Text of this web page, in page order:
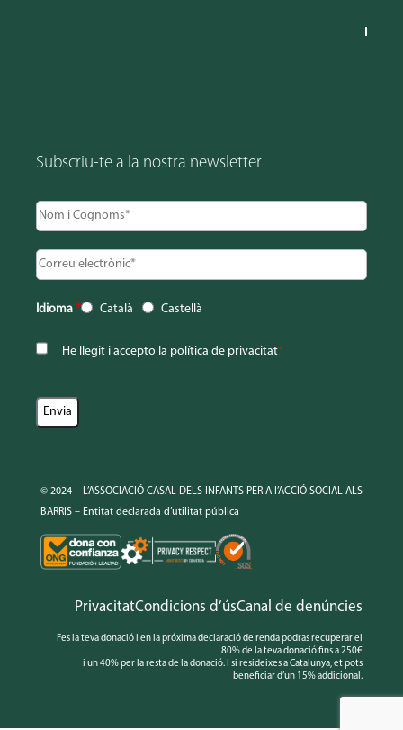
Subscriu-te a la nostra newsletter
Idioma * Català Castellà
He llegit i accepto la política de privacitat*
© 2024 – L’ASSOCIACIÓ CASAL DELS INFANTS PER A l’ACCIÓ SOCIAL ALS
BARRIS – Entitat declarada d’utilitat pública
PrivacitatCondicions d’úsCanal de denúncies
Fes la teva donació i en la próxima declaració de renda podras recuperar el
80% de la teva donació fins a 250€
i un 40% per la resta de la donació. I si resideixes a Catalunya, et pots
beneficiar d’un 15% addicional.